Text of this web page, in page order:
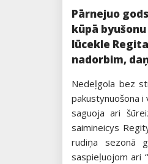
Pārnejuo
kūpā
lūcekle
nadorbim,
Nedeļgola bez
pakustynuošona i
saguoja ari
saimineicys
rudiņa sezonā
saspieļuojom ari